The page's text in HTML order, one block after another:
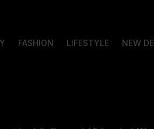
FASHION LIFESTYLE NEW